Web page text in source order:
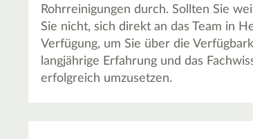
Rohrreinigungen durch. Sollten Sie
Sie nicht, sich direkt an das Team in
Verfügung, um Sie über die
langjährige Erfahrung und das
erfolgreich umzusetzen.